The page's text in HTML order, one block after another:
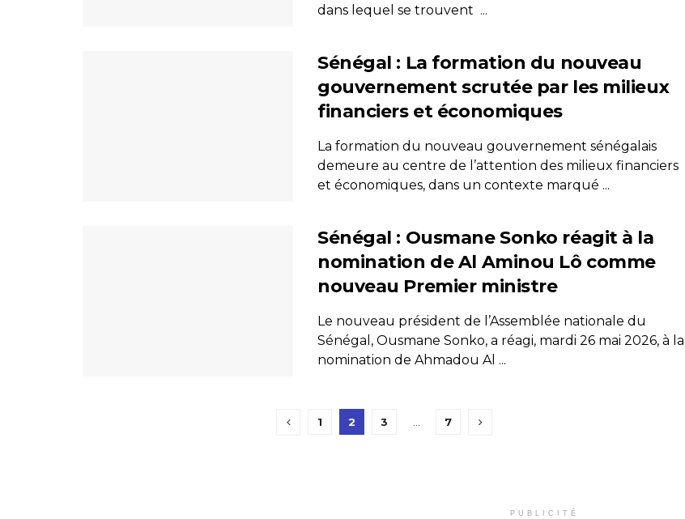
dans lequel se trouvent ...
Sénégal : La formation du nouveau
gouvernement scrutée par les milieux
financiers et économiques
La formation du nouveau gouvernement sénégalais
demeure au centre de l’attention des milieux financiers
et économiques, dans un contexte marqué ...
Sénégal : Ousmane Sonko réagit à la
nomination de Al Aminou Lô comme
nouveau Premier ministre
Le nouveau président de l’Assemblée nationale du
Sénégal, Ousmane Sonko, a réagi, mardi 26 mai 2026, à la
nomination de Ahmadou Al ...
1 2 3 7
PUBLICITÉ